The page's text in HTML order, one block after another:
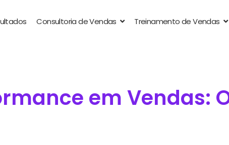
Consultoria de Vendas Treinamento de Vendas
em Vendas: